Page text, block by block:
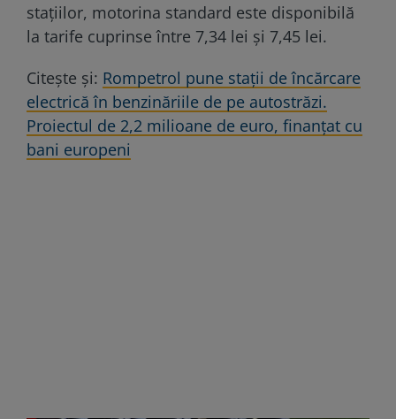
stațiilor, motorina standard este disponibilă
la tarife cuprinse între 7,34 lei și 7,45 lei.
Citește și: Rompetrol pune staţii de încărcare
electrică în benzinăriile de pe autostrăzi.
Proiectul de 2,2 milioane de euro, finanțat cu
bani europeni